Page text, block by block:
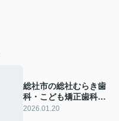
総社市の総社むらき歯
科・こども矯正歯科の
魅力！痛みの少ない治
2026.01.20